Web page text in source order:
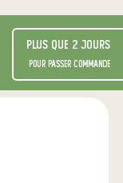
Plus que 2 jours
pour passer commande